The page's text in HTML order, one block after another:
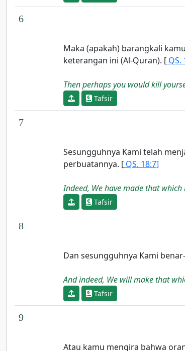
6
Maka (apakah) barangkali
keterangan ini (Al-Quran). [ QS.
Then perhaps you would kill
Tafsir
7
Sesungguhnya Kami telah
perbuatannya. [ QS. 18:7]
Indeed, We have made that
Tafsir
8
Dan sesungguhnya Kami
And indeed, We will make that
Tafsir
9
Atau kamu mengira bahwa